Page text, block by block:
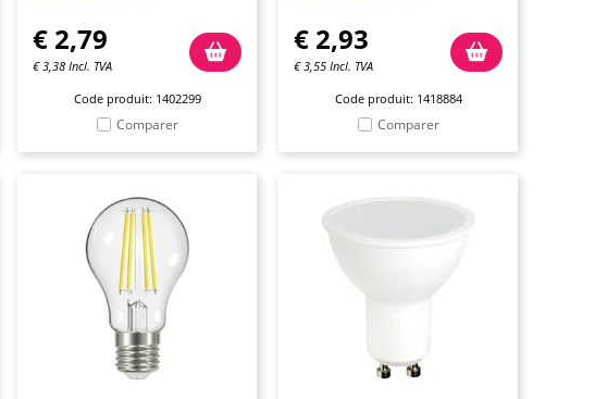
€ 2,79
€3,38 Incl. TVA
Code produit: 1402299
Comparer
€ 2,93
€3,55 Incl. TVA
Code produit: 1418884
Comparer